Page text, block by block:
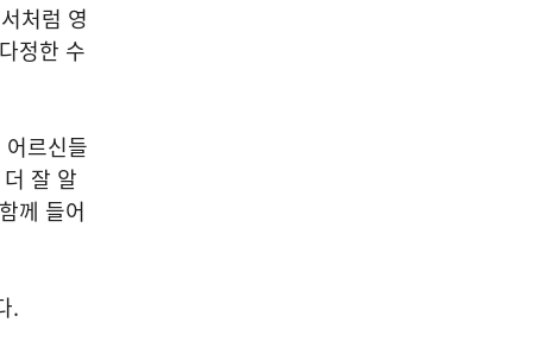
처럼 영
정한 수
르신들
잘 알
께 들어
.